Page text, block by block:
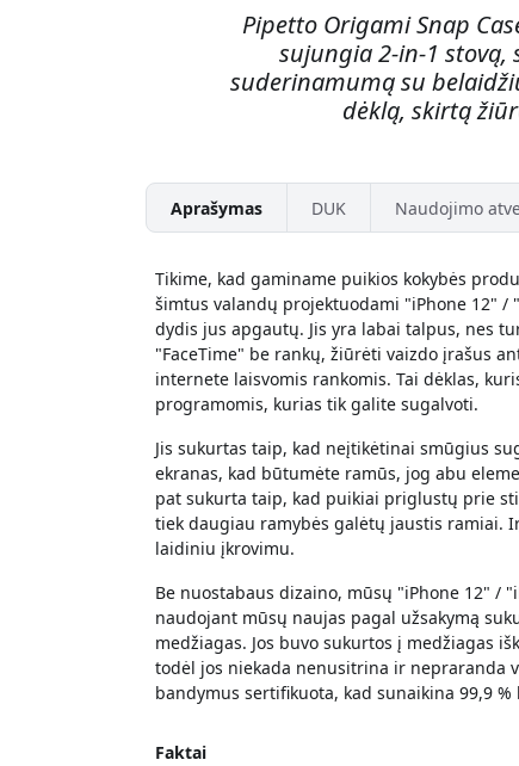
Pipetto Origami Snap
sujungia 2-in-1 stovą,
suderinamumą su
dėklą, skirtą
Aprašymas DUK Naudojimo
Tikime, kad gaminame puikios kokybės
šimtus valandų projektuodami "iPhone 12" /
dydis jus apgautų. Jis yra labai talpus, nes
"FaceTime" be rankų, žiūrėti vaizdo įrašus
internete laisvomis rankomis. Tai dėklas,
programomis, kurias tik galite sugalvoti.
Jis sukurtas taip, kad neįtikėtinai smūgius
ekranas, kad būtumėte ramūs, jog abu
pat sukurta taip, kad puikiai priglustų prie
tiek daugiau ramybės galėtų jaustis ramiai.
laidiniu įkrovimu.
Be nuostabaus dizaino, mūsų "iPhone 12" /
naudojant mūsų naujas pagal užsakymą
medžiagas. Jos buvo sukurtos į medžiagas
todėl jos niekada nenusitrina ir nepraranda
bandymus sertifikuota, kad sunaikina 99,9
Faktai